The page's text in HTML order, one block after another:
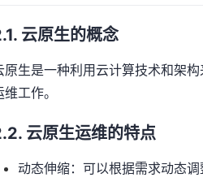
云原生的概念
原生是一种利用云计算技术和架
维工作。
云原生运维的特点
动态伸缩：可以根据需求动态调